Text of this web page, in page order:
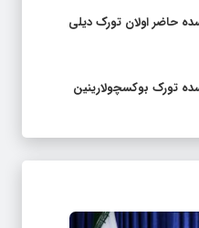
حاضر اولان تورک دیلی
تورک بوکسچولارینین